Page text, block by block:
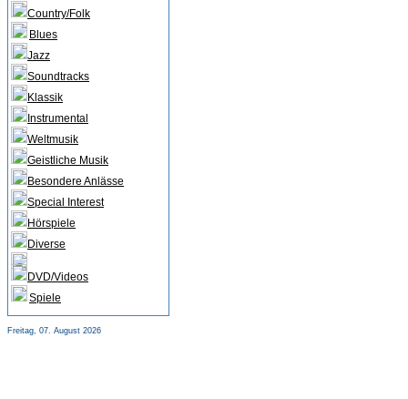
Country/Folk
Blues
Jazz
Soundtracks
Klassik
Instrumental
Weltmusik
Geistliche Musik
Besondere Anlässe
Special Interest
Hörspiele
Diverse
DVD/Videos
Spiele
Freitag, 07. August 2026